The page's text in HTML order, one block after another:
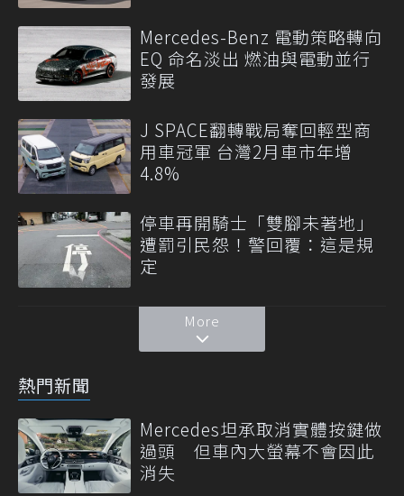
Mercedes-Benz 電動策略轉向
EQ 命名淡出 燃油與電動並行
發展
J SPACE翻轉戰局奪回輕型商
用車冠軍 台灣2月車市年增
4.8%
停車再開騎士「雙腳未著地」
遭罰引民怨！警回覆：這是規
定
More
熱門新聞
Mercedes坦承取消實體按鍵做
過頭 但車內大螢幕不會因此
消失